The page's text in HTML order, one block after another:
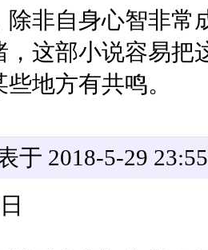
除非自身心智非常
，这部小说容易把
地方有共鸣。
于 2018-5-29 23:55